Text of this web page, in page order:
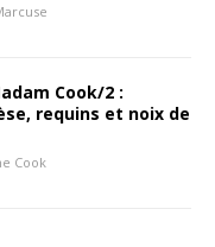
Cook/2 :
requins et noix de
Cook